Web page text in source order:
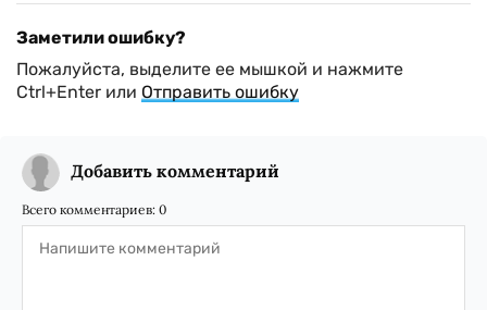
Заметили ошибку?
Пожалуйста, выделите ее мышкой и нажмите
Ctrl+Enter или Отправить ошибку
Добавить комментарий
Всего комментариев: 0